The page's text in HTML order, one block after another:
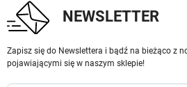
NEWSLETTER
Zapisz się do Newslettera i bądź na bieżąco z
pojawiającymi się w naszym sklepie!